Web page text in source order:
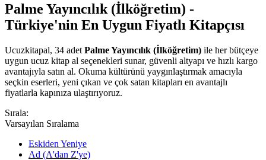
Palme Yayıncılık (İlköğretim) -
Türkiye'nin En Uygun Fiyatlı Kitapçısı
Ucuzkitapal, 34 adet Palme Yayıncılık (İlköğretim) ile her bütçeye
uygun ucuz kitap al seçenekleri sunar, güvenli altyapı ve hızlı kargo
avantajıyla satın al. Okuma kültürünü yaygınlaştırmak amacıyla
seçkin eserleri, yeni çıkan ve çok satan kitapları en avantajlı
fiyatlarla kapınıza ulaştırıyoruz.
Sırala:
Varsayılan Sıralama
Eskiden Yeniye
Ad (A'dan Z'ye)